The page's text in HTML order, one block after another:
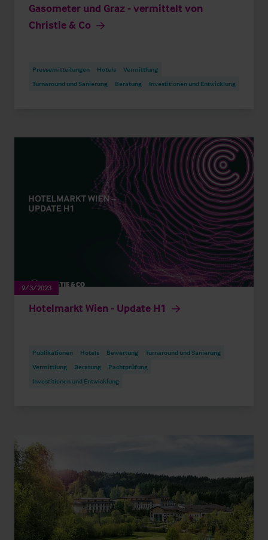
Gasometer und Graz - vermittelt von
Christie & Co
Pressemitteilungen Hotels
Vermittlung
Turnaround und Sanierung
Beratung Investitionen und Entwicklung
9/3/2023
Hotelmarkt Wien - Update H1
Publikationen Hotels Bewertung
Turnaround und Sanierung
Vermittlung
Beratung
Pachtprüfung
Investitionen und Entwicklung